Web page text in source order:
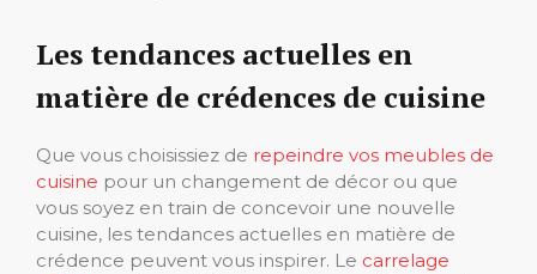
Les tendances actuelles en
matière de crédences de cuisine
Que vous choisissiez de repeindre vos meubles de
cuisine pour un changement de décor ou que
vous soyez en train de concevoir une nouvelle
cuisine, les tendances actuelles en matière de
crédence peuvent vous inspirer. Le carrelage